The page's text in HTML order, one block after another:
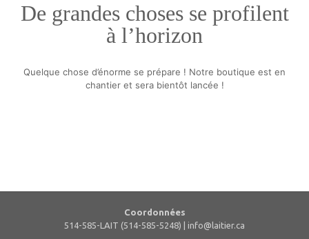
De grandes choses se profilent
à l’horizon
Quelque chose d’énorme se prépare ! Notre boutique est en
chantier et sera bientôt lancée !
Coordonnées
514-585-LAIT (514-585-5248) | info@laitier.ca